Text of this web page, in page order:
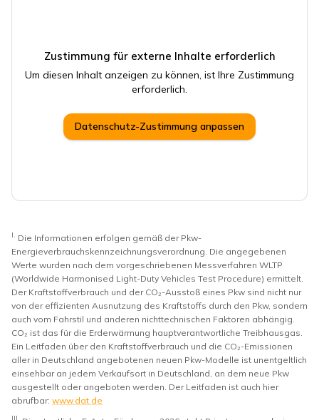
Zustimmung für externe Inhalte erforderlich
Um diesen Inhalt anzeigen zu können, ist Ihre Zustimmung
erforderlich.
Datenschutz-Zustimmung anpassen
I.
Die Informationen erfolgen gemäß der Pkw-
Energieverbrauchskennzeichnungsverordnung. Die angegebenen
Werte wurden nach dem vorgeschriebenen Messverfahren WLTP
(Worldwide Harmonised Light-Duty Vehicles Test Procedure) ermittelt.
Der Kraftstoffverbrauch und der CO₂-Ausstoß eines Pkw sind nicht nur
von der effizienten Ausnutzung des Kraftstoffs durch den Pkw, sondern
auch vom Fahrstil und anderen nichttechnischen Faktoren abhängig.
CO₂ ist das für die Erderwärmung hauptverantwortliche Treibhausgas.
Ein Leitfaden über den Kraftstoffverbrauch und die CO₂-Emissionen
aller in Deutschland angebotenen neuen Pkw-Modelle ist unentgeltlich
einsehbar an jedem Verkaufsort in Deutschland, an dem neue Pkw
ausgestellt oder angeboten werden. Der Leitfaden ist auch hier
abrufbar: www.dat.de
III.